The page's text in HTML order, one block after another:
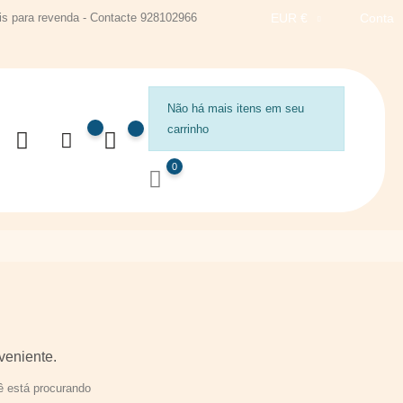
para revenda - Contacte 928102966 EUR € Conta
Não há mais itens em seu
carrinho
0
está procurando